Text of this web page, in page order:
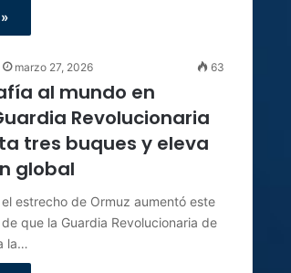
marzo 27, 2026 63
al mundo en
Revolucionaria
tres buques y eleva
global
estrecho de Ormuz aumentó este
que la Guardia Revolucionaria de
la…